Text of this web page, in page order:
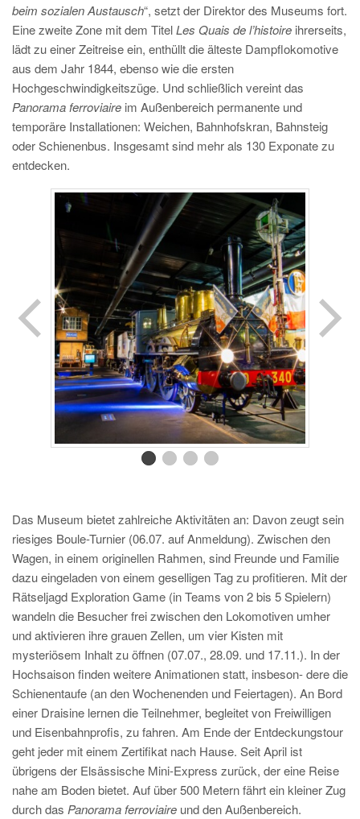
beim sozialen Austausch“, setzt der Direktor des Museums fort.
Eine zweite Zone mit dem TitelLes Quais de l’histoire ihrerseits,
lädt zu einer Zeitreise ein, enthüllt die älteste Dampflokomotive
aus dem Jahr 1844, ebenso wie die ersten
Hochgeschwindigkeitszüge. Und schließlich vereint das
Panorama ferroviaire im Außenbereich permanente und
temporäre Installationen: Weichen, Bahnhofskran, Bahnsteig
oder Schienenbus. Insgesamt sind mehr als 130 Exponate zu
entdecken.
Das Museum bietet zahlreiche Aktivitäten an: Davon zeugt sein
riesiges Boule-Turnier (06.07. auf Anmeldung). Zwischen den
Wagen, in einem originellen Rahmen, sind Freunde und Familie
dazu eingeladen von einem geselligen Tag zu profitieren. Mit der
Rätseljagd Exploration Game (in Teams von 2 bis 5 Spielern)
wandeln die Besucher frei zwischen den Lokomotiven umher
und aktivieren ihre grauen Zellen, um vier Kisten mit
mysteriösem Inhalt zu öffnen (07.07., 28.09. und 17.11.). In der
Hochsaison finden weitere Animationen statt, insbeson- dere die
Schienentaufe (an den Wochenenden und Feiertagen). An Bord
einer Draisine lernen die Teilnehmer, begleitet von Freiwilligen
und Eisenbahnprofis, zu fahren. Am Ende der Entdeckungstour
geht jeder mit einem Zertifikat nach Hause. Seit April ist
übrigens der Elsässische Mini-Express zurück, der eine Reise
nahe am Boden bietet. Auf über 500 Metern fährt ein kleiner Zug
durch das Panorama ferroviaire und den Außenbereich.